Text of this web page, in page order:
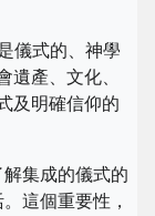
儀式的、神學
遺產、文化、
及明確信仰的
集成的儀式的
這個重要性，